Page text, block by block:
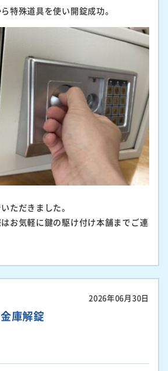
特殊道具を使い開錠成功。
ただきました。
お気軽に鍵の駆け付け本舗までご連
2026年06月30日
庫解錠